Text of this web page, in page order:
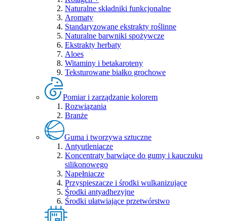
Naturalne składniki funkcjonalne
Aromaty
Standaryzowane ekstrakty roślinne
Naturalne barwniki spożywcze
Ekstrakty herbaty
Aloes
Witaminy i betakaroteny
Teksturowane białko grochowe
Pomiar i zarządzanie kolorem
Rozwiązania
Branże
Guma i tworzywa sztuczne
Antyutleniacze
Koncentraty barwiące do gumy i kauczuku
silikonowego
Napełniacze
Przyspieszacze i środki wulkanizujące
Środki antyadhezyjne
Środki ułatwiające przetwórstwo